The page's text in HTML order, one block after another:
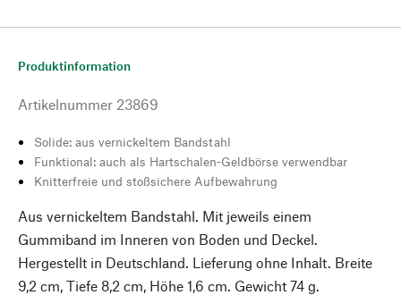
Produktinformation
Artikelnummer 23869
Solide: aus vernickeltem Bandstahl
Funktional: auch als Hartschalen-Geldbörse verwendbar
Knitterfreie und stoßsichere Aufbewahrung
Aus vernickeltem Bandstahl. Mit jeweils einem
Gummiband im Inneren von Boden und Deckel.
Hergestellt in Deutschland. Lieferung ohne Inhalt. Breite
9,2 cm, Tiefe 8,2 cm, Höhe 1,6 cm. Gewicht 74 g.